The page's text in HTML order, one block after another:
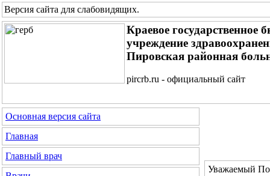
Версия сайта для слабовидящих.
Краевое государственное
учреждение
Пировская районная
pircrb.ru - официальный сайт
Основная версия сайта
Главная
Главный врач
Уважаемый